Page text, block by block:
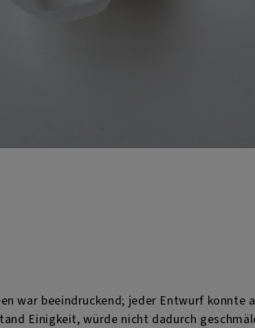
war beeindruckend; jeder Entwurf konnte
Einigkeit, würde nicht dadurch